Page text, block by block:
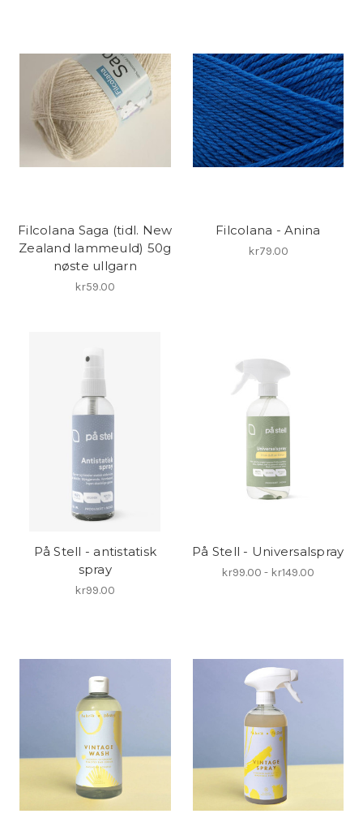
Filcolana Saga (tidl. New
Zealand lammeuld) 50g
nøste ullgarn
kr59.00
Filcolana - Anina
kr79.00
På Stell - antistatisk
spray
kr99.00
På Stell - Universalspray
kr99.00 - kr149.00